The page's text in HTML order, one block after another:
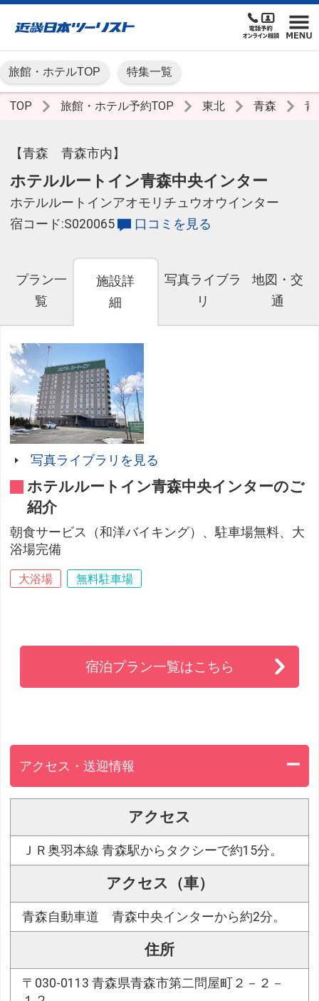
旅館・ホテルTOP 特集一覧
TOP 旅館・ホテル予約TOP 東北 青森 青
【青森 青森市内】
ホテルルートイン青森中央インター
ホテルルートインアオモリチュウオウインター
宿コード:S020065
口コミを見る
プラン一
覧
施設詳
細
写真ライブラ
リ
地図・交
通
写真ライブラリを見る
ホテルルートイン青森中央インターのご
紹介
朝食サービス（和洋バイキング）、駐車場無料、大
浴場完備
大浴場 無料駐車場
宿泊プラン一覧はこちら
アクセス・送迎情報
アクセス
ＪＲ奥羽本線 青森駅からタクシーで約15分。
アクセス（車）
青森自動車道 青森中央インターから約2分。
住所
〒030-0113 青森県青森市第二問屋町２－２－